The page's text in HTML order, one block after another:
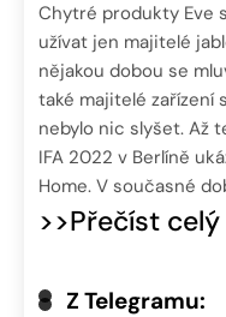
Chytré produkty Eve
užívat jen majitelé
nějakou dobou se
také majitelé zařízení
nebylo nic slyšet. Až
IFA 2022 v Berlíně
Home. V současné
>>Přečíst
Z Telegramu: